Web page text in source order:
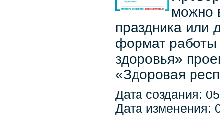
можно
праздника или
формат работы
здоровья»
«Здоровая
Дата создания:
Дата изменения: